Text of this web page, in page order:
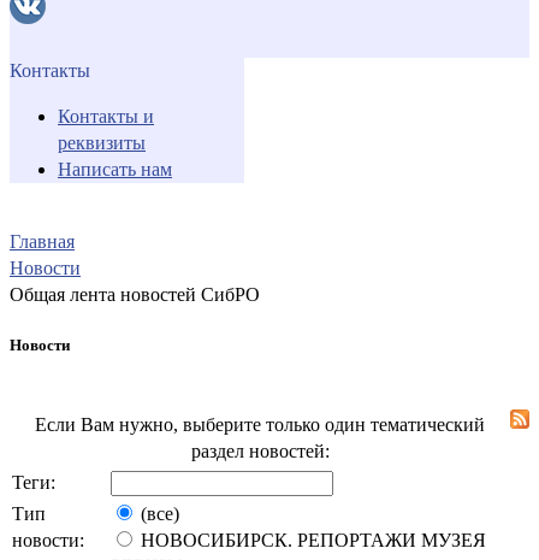
Контакты
Контакты и
реквизиты
Написать нам
Главная
Новости
Общая лента новостей СибРО
Новости
Если Вам нужно, выберите только один тематический
раздел новостей:
Теги:
Тип
новости:
(все)
НОВОСИБИРСК. РЕПОРТАЖИ МУЗЕЯ